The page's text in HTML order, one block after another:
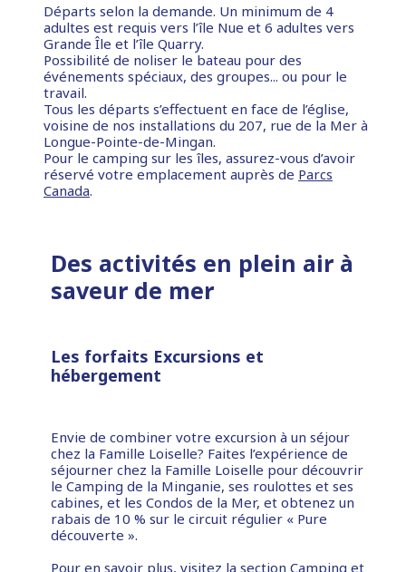
Départs selon la demande. Un minimum de 4
adultes est requis vers l’île Nue et 6 adultes vers
Grande Île et l’île Quarry.
Possibilité de noliser le bateau pour des
événements spéciaux, des groupes... ou pour le
travail.
Tous les départs s’effectuent en face de l’église,
voisine de nos installations du 207, rue de la Mer à
Longue-Pointe-de-Mingan.
Pour le camping sur les îles, assurez-vous d’avoir
réservé votre emplacement auprès de Parcs
Canada.
Des activités en plein air à
saveur de mer
Les forfaits Excursions et
hébergement
Envie de combiner votre excursion à un séjour
chez la Famille Loiselle? Faites l’expérience de
séjourner chez la Famille Loiselle pour découvrir
le Camping de la Minganie, ses roulottes et ses
cabines, et les Condos de la Mer, et obtenez un
rabais de 10 % sur le circuit régulier « Pure
découverte ».
Pour en savoir plus, visitez la section Camping et